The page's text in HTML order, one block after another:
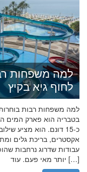
למה משפחות
לחוף גיא בקיץ
למה משפחות רבות בוחרות
בטבריה הוא פארק המים
כ-15 דונם. הוא מציע
עבודות שדרוג נרחבות
יותר מאי פעם. עוד […]